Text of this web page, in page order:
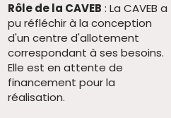
Rôle de la CAVEB : La CAVEB a
pu réfléchir à la conception
d'un centre d'allotement
correspondant à ses besoins.
Elle est en attente de
financement pour la
réalisation.